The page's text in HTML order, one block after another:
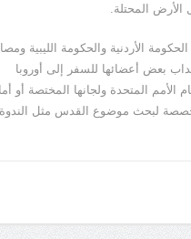
المحتلة.
الأردنية والحكومة الليبية
بعض أعضائها للسفر إلى أوروبا
الأمم المتحدة ولجانها المختصة أو
لبحث موضوع القدس مثل الندوة